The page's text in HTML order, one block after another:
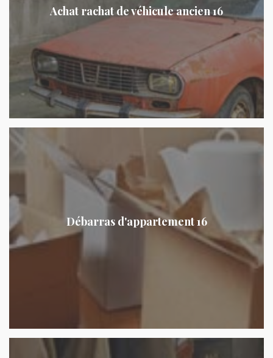
Achat rachat de véhicule ancien 16
Débarras d'appartement 16